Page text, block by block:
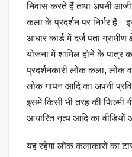
निवास करते हैं तथा अपनी
कला के प्रदर्शन पर निर्भर है।
आधार कार्ड में दर्ज पता
योजना में शामिल होने के पात्र
प्रदर्शनकारी लोक कला, लोक
लोक गायन आदि का अपनी
इसमें किसी भी तरह की फिल्मी
आधारित नृत्य आदि का वीडियों
यह रहेगा लोक कलाकारों का